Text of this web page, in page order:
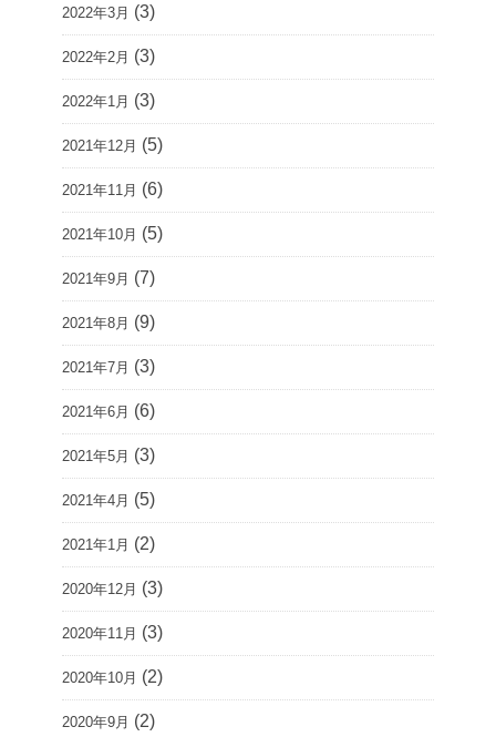
2022年3月 (3)
2022年2月 (3)
2022年1月 (3)
2021年12月 (5)
2021年11月 (6)
2021年10月 (5)
2021年9月 (7)
2021年8月 (9)
2021年7月 (3)
2021年6月 (6)
2021年5月 (3)
2021年4月 (5)
2021年1月 (2)
2020年12月 (3)
2020年11月 (3)
2020年10月 (2)
2020年9月 (2)